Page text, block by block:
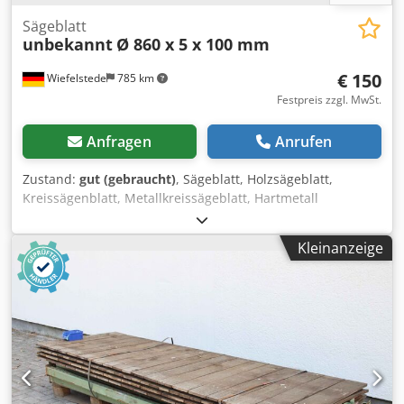
Wiefelstede 785 km
Sägeblatt
unbekannt Ø 860 x 5 x 100 mm
€ 150
Festpreis zzgl. MwSt.
Anfragen Anrufen
Zustand: gut (gebraucht), Sägeblatt, Holzsägeblatt,
Kreissägenblatt, Metallkreissägeblatt, Hartmetall
Sägeblatt, Segmentkreissägeblatt Dkedpfx Ajvzmdaopvor -
Sägeblatt: Ø 860 x 5 mm -Innen: Ø: 100 mm -Lochkreis: Ø
250/200 x 30 mm -Zähneanzahl: siehe Foto -Gewicht: 22 kg
Kleinanzeige